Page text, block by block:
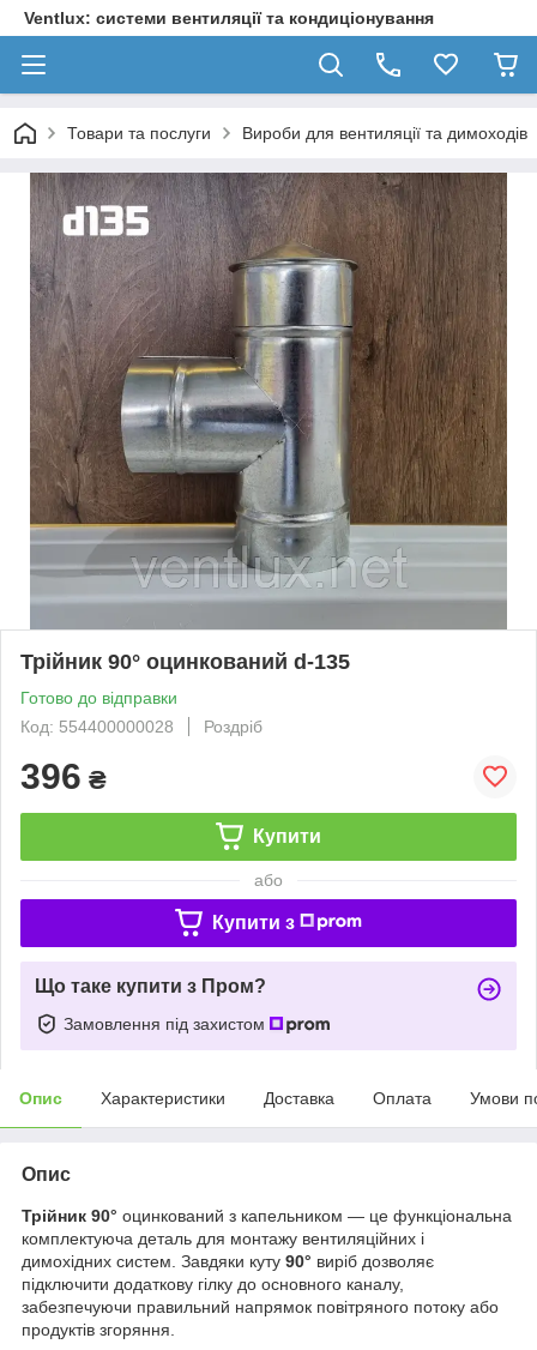
Ventlux: системи вентиляції та кондиціонування
Товари та послуги Вироби для вентиляції та димоходів
Трійник 90° оцинкований d-135
Готово до відправки
Код: 554400000028
Роздріб
396 ₴
Купити
або
Купити з
Що таке купити з Пром?
Замовлення під захистом
Опис Характеристики Доставка Оплата Умови
Опис
Трійник 90° оцинкований з капельником — це функціональна
комплектуюча деталь для монтажу вентиляційних і
димохідних систем. Завдяки куту 90° виріб дозволяє
підключити додаткову гілку до основного каналу,
забезпечуючи правильний напрямок повітряного потоку або
продуктів згоряння.